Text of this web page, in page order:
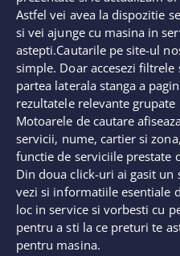
Astfel vei avea la dispozitie
si vei ajunge cu masina in
astepti.Cautarile pe site-ul
simple. Doar accesezi
partea laterala stanga a
rezultatele relevante
Motoarele de cautare
servicii, nume, cartier si
functie de serviciile prestate
Din doua click-uri ai gasit un
vezi si informatiile esentiale
loc in service si vorbesti cu
pentru a sti la ce preturi te
pentru masina.